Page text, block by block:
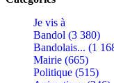
Je vis à
Bandol (3 380)
Bandolais... (1
Mairie (665)
Politique (515)